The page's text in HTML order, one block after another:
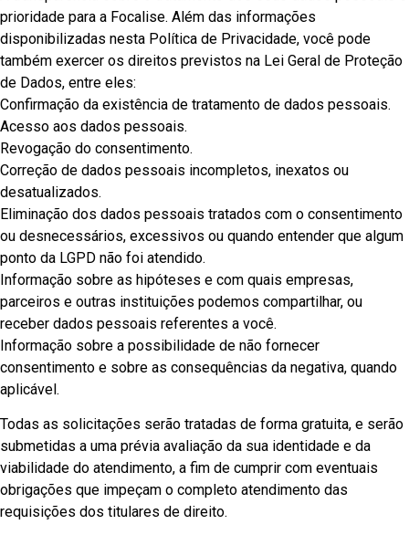
prioridade para a Focalise. Além das informações
disponibilizadas nesta Política de Privacidade, você pode
também exercer os direitos previstos na Lei Geral de Proteção
de Dados, entre eles:
Confirmação da existência de tratamento de dados pessoais.
Acesso aos dados pessoais.
Revogação do consentimento.
Correção de dados pessoais incompletos, inexatos ou
desatualizados.
Eliminação dos dados pessoais tratados com o consentimento
ou desnecessários, excessivos ou quando entender que algum
ponto da LGPD não foi atendido.
Informação sobre as hipóteses e com quais empresas,
parceiros e outras instituições podemos compartilhar, ou
receber dados pessoais referentes a você.
Informação sobre a possibilidade de não fornecer
consentimento e sobre as consequências da negativa, quando
aplicável.
Todas as solicitações serão tratadas de forma gratuita, e serão
submetidas a uma prévia avaliação da sua identidade e da
viabilidade do atendimento, a fim de cumprir com eventuais
obrigações que impeçam o completo atendimento das
requisições dos titulares de direito.